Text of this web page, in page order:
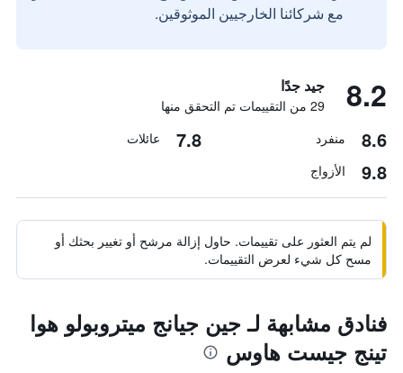
مع شركائنا الخارجيين الموثوقين.
8.2 جيد جدًا
29 من التقييمات تم التحقق منها
8.6 منفرد 7.8 عائلات
9.8 الأزواج
لم يتم العثور على تقييمات. حاول إزالة مرشح أو تغيير بحثك أو
مسح كل شيء لعرض التقييمات.
فنادق مشابهة لـ جين جيانج ميتروبولو هوا
تينج جيست هاوس